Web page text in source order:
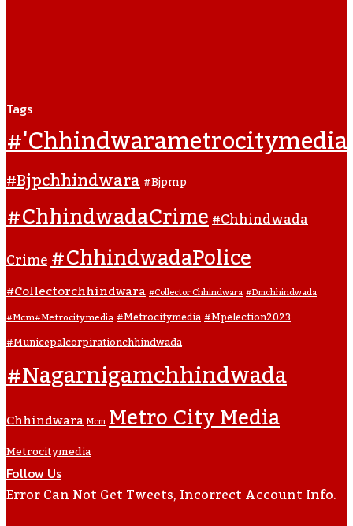
Tags
#'chhindwarametrocitymedia
#bjpchhindwara#bjpmp
#ChhindwadaCrime#Chhindwada
Crime#ChhindwadaPolice
#collectorchhindwara#collector Chhindwara#dmchhindwada
#mcm#metrocitymedia#metrocitymedia#mpelection2023
#municepalcorpirationchhindwada
#nagarnigamchhindwada
ChhindwaraMcmMetro City Media
Metrocitymedia
Follow Us
Error Can Not Get Tweets, Incorrect Account Info.